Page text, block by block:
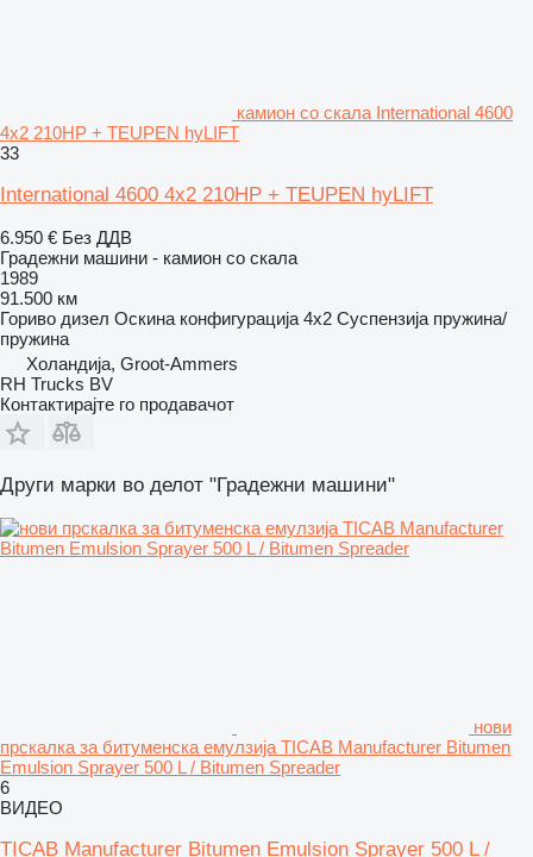
камион со скала International 4600
4x2 210HP + TEUPEN hyLIFT
33
International 4600 4x2 210HP + TEUPEN hyLIFT
6.950 € Без ДДВ
Градежни машини - камион со скала
1989
91.500 км
Гориво дизел Оскина конфигурација 4x2 Суспензија пружина/
пружина
Холандија, Groot-Ammers
RH Trucks BV
Контактирајте го продавачот
Други марки во делот "Градежни машини"
нови
прскалка за битуменска емулзија TICAB Manufacturer Bitumen
Emulsion Sprayer 500 L / Bitumen Spreader
6
ВИДЕО
TICAB Manufacturer Bitumen Emulsion Sprayer 500 L /